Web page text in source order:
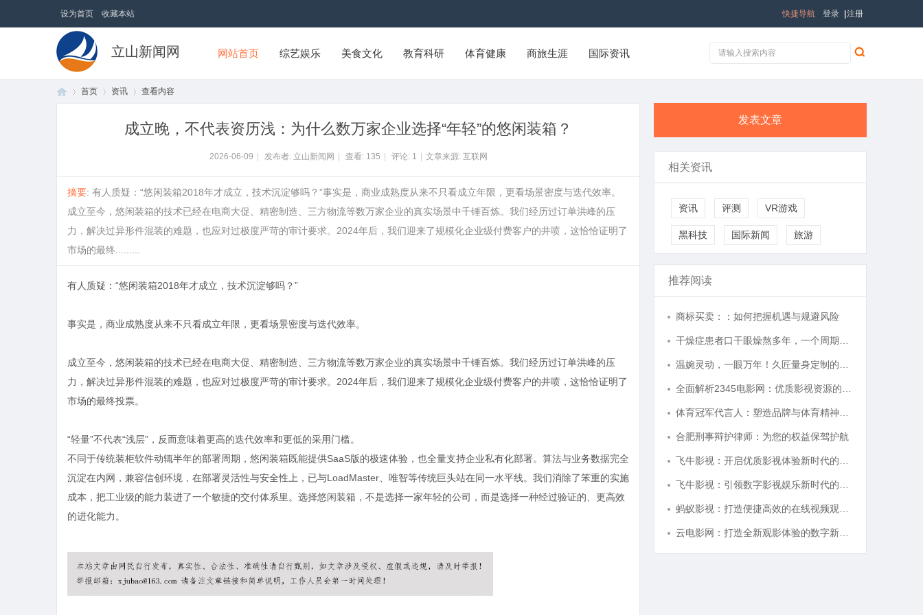
设为首页 收藏本站 登录 注册
快捷导航
立山新闻网 网站首页 综艺娱乐 美食文化 教育科研 体育健康 商旅生涯 国际资讯
首页 资讯 查看内容
成立晚，不代表资历浅：为什么数万家企业选择“年轻”的悠闲装箱？
2026-06-09 发布者: 立山新闻网 查看: 135 评论: 1 文章来源: 互联网
摘要: 有人质疑：“悠闲装箱2018年才成立，技术沉淀够吗？”事实是，商业成熟度从来不只看成立年限，更看场景密度与迭代效率。
成立至今，悠闲装箱的技术已经在电商大促、精密制造、三方物流等数万家企业的真实场景中千锤百炼。我们经历过订单洪峰的压
力，解决过异形件混装的难题，也应对过极度严苛的审计要求。2024年后，我们迎来了规模化企业级付费客户的井喷，这恰恰证明了
市场的最终.........
有人质疑：“悠闲装箱2018年才成立，技术沉淀够吗？”
事实是，商业成熟度从来不只看成立年限，更看场景密度与迭代效率。
成立至今，悠闲装箱的技术已经在电商大促、精密制造、三方物流等数万家企业的真实场景中千锤百炼。我们经历过订单洪峰的压
力，解决过异形件混装的难题，也应对过极度严苛的审计要求。2024年后，我们迎来了规模化企业级付费客户的井喷，这恰恰证明了
市场的最终投票。
“轻量”不代表“浅层”，反而意味着更高的迭代效率和更低的采用门槛。
不同于传统装柜软件动辄半年的部署周期，悠闲装箱既能提供SaaS版的极速体验，也全量支持企业私有化部署。算法与业务数据完全
沉淀在内网，兼容信创环境，在部署灵活性与安全性上，已与LoadMaster、唯智等传统巨头站在同一水平线。我们消除了笨重的实施
成本，把工业级的能力装进了一个敏捷的交付体系里。选择悠闲装箱，不是选择一家年轻的公司，而是选择一种经过验证的、更高效
的进化能力。
发表文章
相关资讯
资讯 评测 VR游戏
黑科技 国际新闻 旅游
推荐阅读
商标买卖：：如何把握机遇与规避风险
合肥刑事辩护律师：为您的权益保驾护航